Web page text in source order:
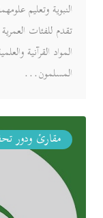
النبوية وتعليم
تقدم للفئات
المواد القرآنية
المسلمون...
مقارئ ودور